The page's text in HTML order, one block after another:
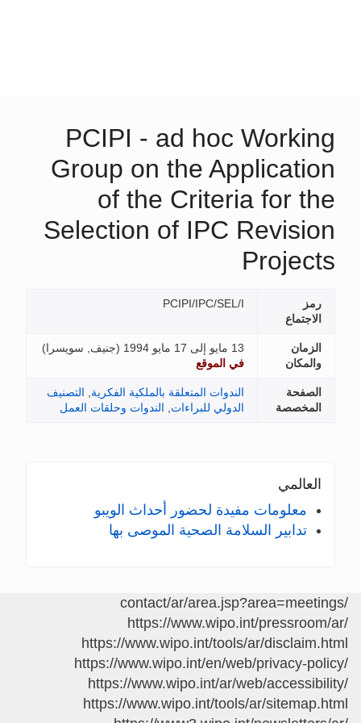
PCIPI - ad hoc Working
Group on the Application
of the Criteria for the
Selection of IPC Revision
Projects
رمز
الاجتماع
PCIPI/IPC/SEL/I
الزمان
والمكان
13 مايو إلى 17 مايو 1994 ( جنيف, سويسرا)
في الموقع
الصفحة
المخصصة
الندوات المتعلقة بالملكية الفكرية
التصنيف
الدولي للبراءات
الندوات وحلقات العمل
العالمي
معلومات مفيدة لحضور أحداث الويبو
تدابير السلامة الصحية الموصى بها
/contact/ar/area.jsp?area=meetings
https://www.wipo.int/pressroom/ar/
https://www.wipo.int/tools/ar/disclaim.html
https://www.wipo.int/en/web/privacy-policy/
https://www.wipo.int/ar/web/accessibility/
https://www.wipo.int/tools/ar/sitemap.html